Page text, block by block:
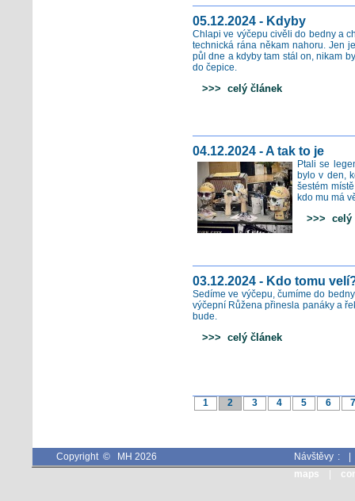
05.12.2024 - Kdyby
Chlapi ve výčepu civěli do bedny a
technická rána někam nahoru. Jen
půl dne a kdyby tam stál on, nikam
do čepice.
>>> celý článek
04.12.2024 - A tak to je
Ptali se
bylo v den,
šestém
kdo mu má
>>> celý
03.12.2024 - Kdo tomu
Sedíme ve výčepu, čumíme do
výčepní Růžena přinesla panáky a
bude.
>>> celý článek
1 2 3 4 5 6
Copyright © MH 2026
Návštěvy
maps